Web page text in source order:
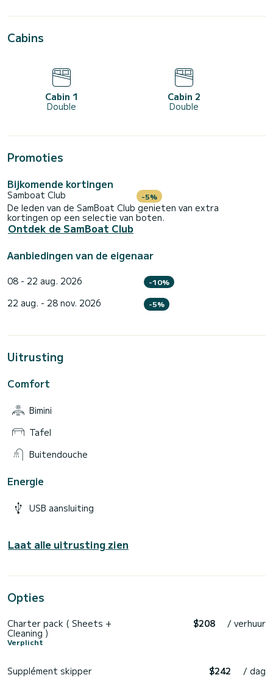
Cabins
Cabin 1
Double
Cabin 2
Double
Promoties
Bijkomende kortingen
Samboat Club -5%
De leden van de SamBoat Club genieten van extra
kortingen op een selectie van boten.
Ontdek de SamBoat Club
Aanbiedingen van de eigenaar
08 - 22 aug. 2026 -10%
22 aug. - 28 nov. 2026 -5%
Uitrusting
Comfort
Bimini
Tafel
Buitendouche
Energie
USB aansluiting
Laat alle uitrusting zien
Opties
Charter pack ( Sheets +
Cleaning )
Verplicht
$208 / verhuur
Supplément skipper $242 / dag